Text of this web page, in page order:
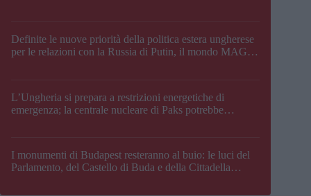
Definite le nuove priorità della politica estera ungherese
per le relazioni con la Russia di Putin, il mondo MAGA,
L’Ungheria si prepara a restrizioni energetiche di
emergenza; la centrale nucleare di Paks potrebbe
I monumenti di Budapest resteranno al buio: le luci del
Parlamento, del Castello di Buda e della Cittadella